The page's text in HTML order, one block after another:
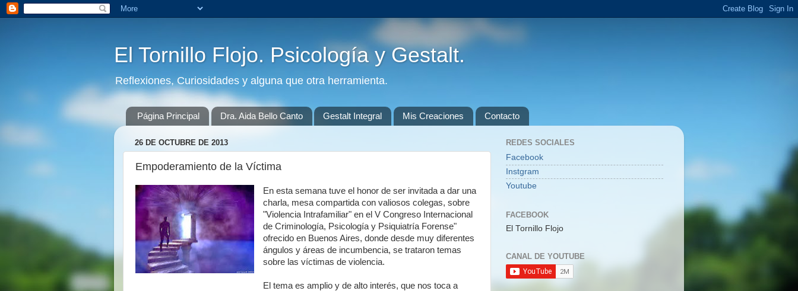
El Tornillo Flojo. Psicología y Gestalt.
Reflexiones, Curiosidades y alguna que otra herramienta.
Página Principal Dra. Aida Bello Canto Gestalt Integral Mis Creaciones Contacto
26 DE OCTUBRE DE 2013
Empoderamiento de la Víctima
En esta semana tuve el honor de ser invitada a dar una
charla, mesa compartida con valiosos colegas, sobre
"Violencia Intrafamiliar" en el V Congreso Internacional
de Criminología, Psicología y Psiquiatría Forense"
ofrecido en Buenos Aires, donde desde muy diferentes
ángulos y áreas de incumbencia, se trataron temas
sobre las víctimas de violencia.
El tema es amplio y de alto interés, que nos toca a
REDES SOCIALES
Facebook
Instgram
Youtube
FACEBOOK
El Tornillo Flojo
CANAL DE YOUTUBE